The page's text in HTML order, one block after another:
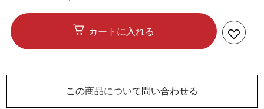
カートに入れる
この商品について問い合わせる